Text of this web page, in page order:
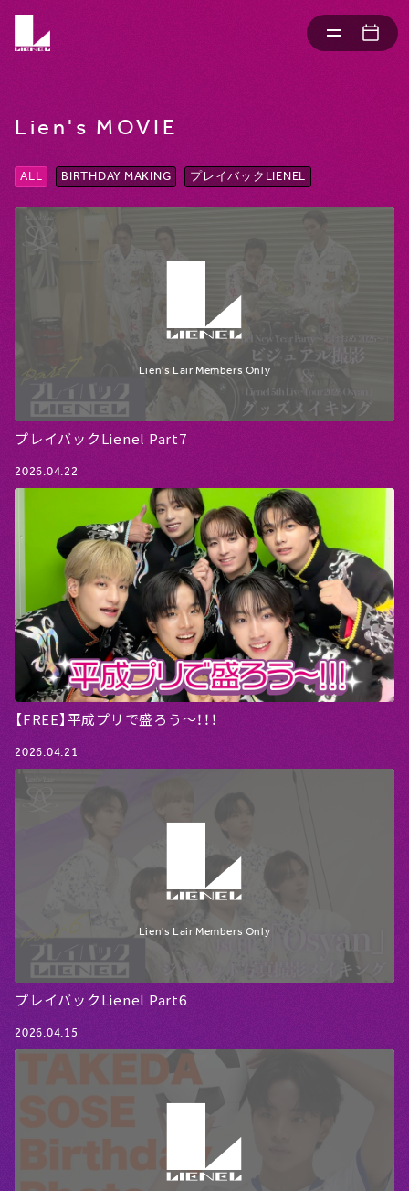
Lien's MOVIE
ALL BIRTHDAY MAKING プレイバックLIENEL
プレイバックLienel Part7
2026.04.22
【FREE】平成プリで盛ろう〜！！！
2026.04.21
プレイバックLienel Part6
2026.04.15